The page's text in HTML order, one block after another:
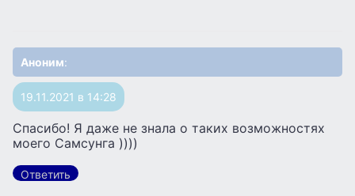
Аноним:
19.11.2021 в 14:28
Спасибо! Я даже не знала о таких возможностях
моего Самсунга ))))
Ответить